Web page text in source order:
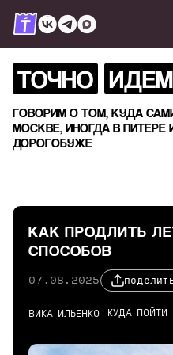
ТОЧНО ИДЕМ
ГОВОРИМ О ТОМ, КУДА
МОСКВЕ, ИНОГДА В ПИТЕРЕ
ДОРОГОБУЖЕ
КАК ПРОДЛИТЬ
СПОСОБОВ
07.08.2025
ВИКА ИЛЬЕНКО КУДА ПОЙТИ